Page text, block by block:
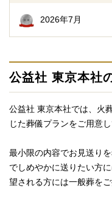
2026年7月
公益社 東京本社
公益社 東京本社では、火
じた葬儀プランをご用意し
最小限の内容でお見送り
でしめやかに送りたい方
望される方には一般葬をご